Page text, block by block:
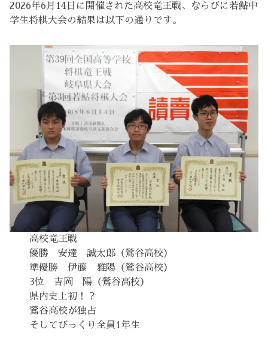
2026年6月14日に開催された高校竜王戦、ならびに若鮎中
学生将棋大会の結果は以下の通りです。
高校竜王戦
優勝 安達 誠太郎（鶯谷高校）
準優勝 伊藤 雅陽（鶯谷高校）
3位 吉岡 陽（鶯谷高校）
県内史上初！？
鶯谷高校が独占
そしてびっくり全員1年生